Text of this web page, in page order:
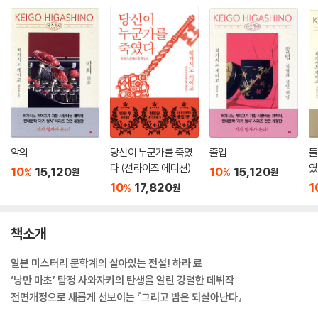
악의
10% 15,120원
당신이 누군가를 죽였
다 (선라이즈 에디션)
10% 17,820원
졸업
10% 15,120원
책소개
일본 미스터리 문학계의 살아있는 전설! 하라 료
‘낭만 마초’ 탐정 사와자키의 탄생을 알린 강렬한 데뷔작
전면개정으로 새롭게 선보이는 『그리고 밤은 되살아난다』